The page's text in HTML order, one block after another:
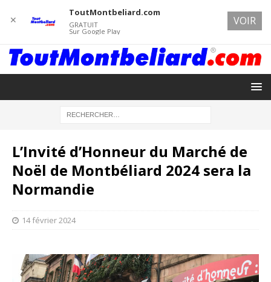
L’Invité d’Honneur du Marché de
Noël de Montbéliard 2024 sera la
Normandie
14 février 2024
✕
ToutMontbeliard.com
GRATUIT
Sur Google Play
VOIR